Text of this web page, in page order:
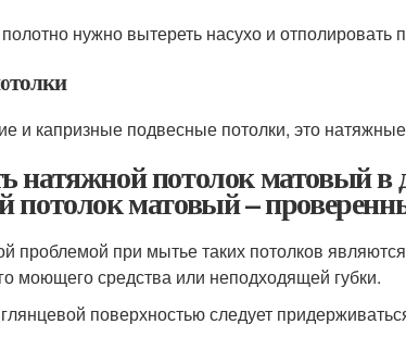
нужно вытереть насухо и отполировать
и капризные подвесные потолки, это натяжные
натяжной потолок матовый
потолок матовый –
проблемой при мытье таких потолков
моющего средства или неподходящей губки.
поверхностью следует